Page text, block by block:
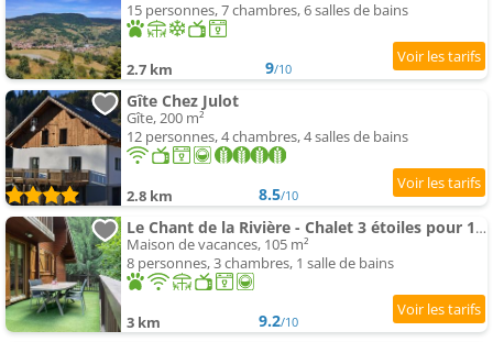
15 personnes, 7 chambres, 6 salles de bains
2.7 km 9/10
Gîte Chez Julot
Gîte, 200 m²
12 personnes, 4 chambres, 4 salles de bains
2.8 km 8.5/10
Le Chant de la Rivière - Chalet 3 étoiles pour 10 personnes
Maison de vacances, 105 m²
8 personnes, 3 chambres, 1 salle de bains
3 km 9.2/10